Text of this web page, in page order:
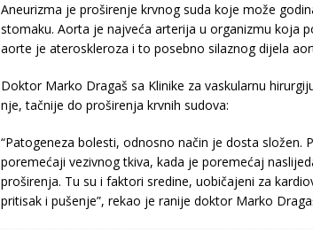
Aneurizma je proširenje krvnog suda koje može
stomaku. Aorta je najveća arterija u organizmu koja
aorte je ateroskleroza i to posebno silaznog dijela
Doktor Marko Dragaš sa Klinike za vaskularnu
nje, tačnije do proširenja krvnih sudova:
“Patogeneza bolesti, odnosno način je dosta složen.
poremećaji vezivnog tkiva, kada je poremećaj
proširenja. Tu su i faktori sredine, uobičajeni za
pritisak i pušenje”, rekao je ranije doktor Marko